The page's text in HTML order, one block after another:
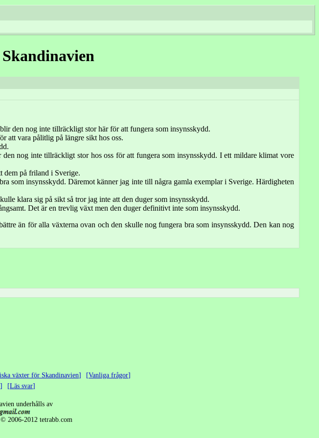
den nog inte tillräckligt stor här för att fungera som insynsskydd.
att vara pålitlig på längre sikt hos oss.
nog inte tillräckligt stor hos oss för att fungera som insynsskydd. I ett mildare klimat vore
dem på friland i Sverige.
som insynsskydd. Däremot känner jag inte till några gamla exemplar i Sverige. Härdigheten
klara sig på sikt så tror jag inte att den duger som insynsskydd.
Det är en trevlig växt men den duger definitivt inte som insynsskydd.
än för alla växterna ovan och den skulle nog fungera bra som insynsskydd. Den kan nog
växter för Skandinavien
Vanliga frågor
Läs svar
underhålls av
© 2006-2012 tetrabb.com